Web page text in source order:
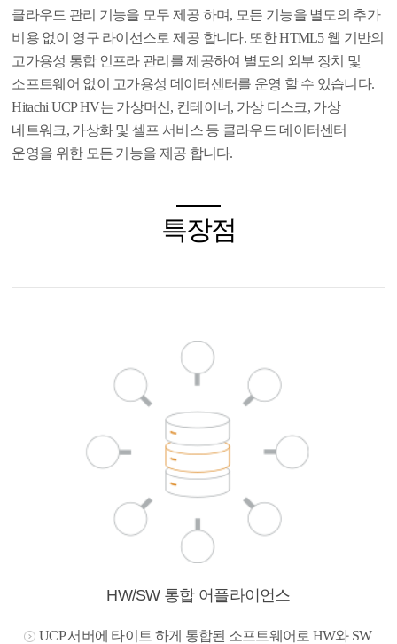
클라우드 관리 기능을 모두 제공 하며, 모든 기능을 별도의 추가
비용 없이 영구 라이선스로 제공 합니다. 또한 HTML5 웹 기반의
고가용성 통합 인프라 관리를 제공하여 별도의 외부 장치 및
소프트웨어 없이 고가용성 데이터센터를 운영 할 수 있습니다.
Hitachi UCP HV는 가상머신, 컨테이너, 가상 디스크, 가상
네트워크, 가상화 및 셀프 서비스 등 클라우드 데이터센터
운영을 위한 모든 기능을 제공 합니다.
특장점
HW/SW 통합 어플라이언스
UCP 서버에 타이트 하게 통합된 소프트웨어로 HW와 SW